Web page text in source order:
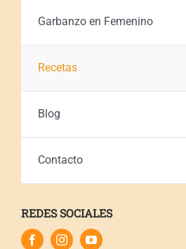
Garbanzo en Femenino
Recetas
Blog
Contacto
REDES SOCIALES